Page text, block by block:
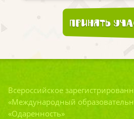
Принять
Всероссийское
«Международный
«Одаренность»